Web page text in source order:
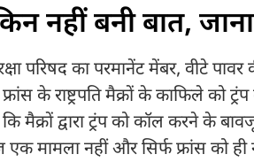
नहीं बनी बात,
परिषद का परमानेंट मेंबर, वीटे
के राष्ट्रपति मैक्रों के काफिले को
मैक्रों द्वारा ट्रंप को कॉल करने के
मामला नहीं और सिर्फ फ्रांस को